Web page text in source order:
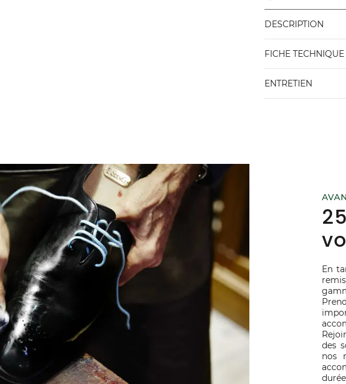
DESCRIPTION
FICHE TECHNIQUE
ENTRETIEN
En
des
nos